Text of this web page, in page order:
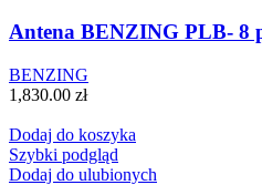
Antena BENZING PLB- 8
BENZING
1,830.00 zł
Dodaj do koszyka
Szybki podgląd
Dodaj do ulubionych